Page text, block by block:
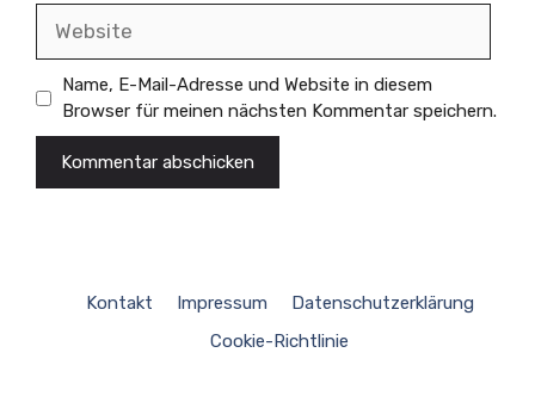
Name, E-Mail-Adresse und Website in diesem
Browser für meinen nächsten Kommentar speichern.
Kontakt Impressum
Datenschutzerklärung
Cookie-Richtlinie